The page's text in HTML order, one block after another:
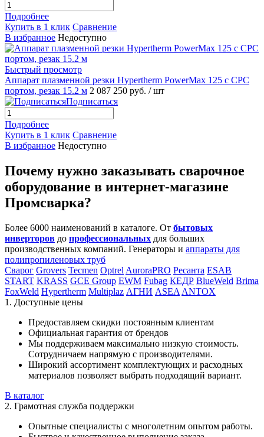
Подробнее
Купить в 1 клик Сравнение
В избранное Недоступно
Быстрый просмотр
Аппарат плазменной резки Hypertherm PowerMax 125 с СРС
портом, резак 15.2 м 2 087 250 руб. / шт
Подписаться
Подробнее
Купить в 1 клик Сравнение
В избранное Недоступно
Почему нужно заказывать сварочное
оборудование в интернет-магазине
Промсварка?
Более 6000 наименований в каталоге. От бытовых
инверторов до профессиональных для больших
производственных компаний. Генераторы и аппараты для
полипропиленовых труб
Сварог Grovers Tecmen Optrel AuroraPRO Ресанта ESAB
START KRASS GCE Group EWM Fubag КЕДР BlueWeld Brima
FoxWeld Hypertherm Multiplaz АГНИ ASEA ANTOX
1. Доступные цены
Предоставляем скидки постоянным клиентам
Официальная гарантия от брендов
Мы поддерживаем максимально низкую стоимость.
Сотрудничаем напрямую с производителями.
Широкий ассортимент комплектующих и расходных
материалов позволяет выбрать подходящий вариант.
В каталог
2. Грамотная служба поддержки
Опытные специалисты с многолетним опытом работы.